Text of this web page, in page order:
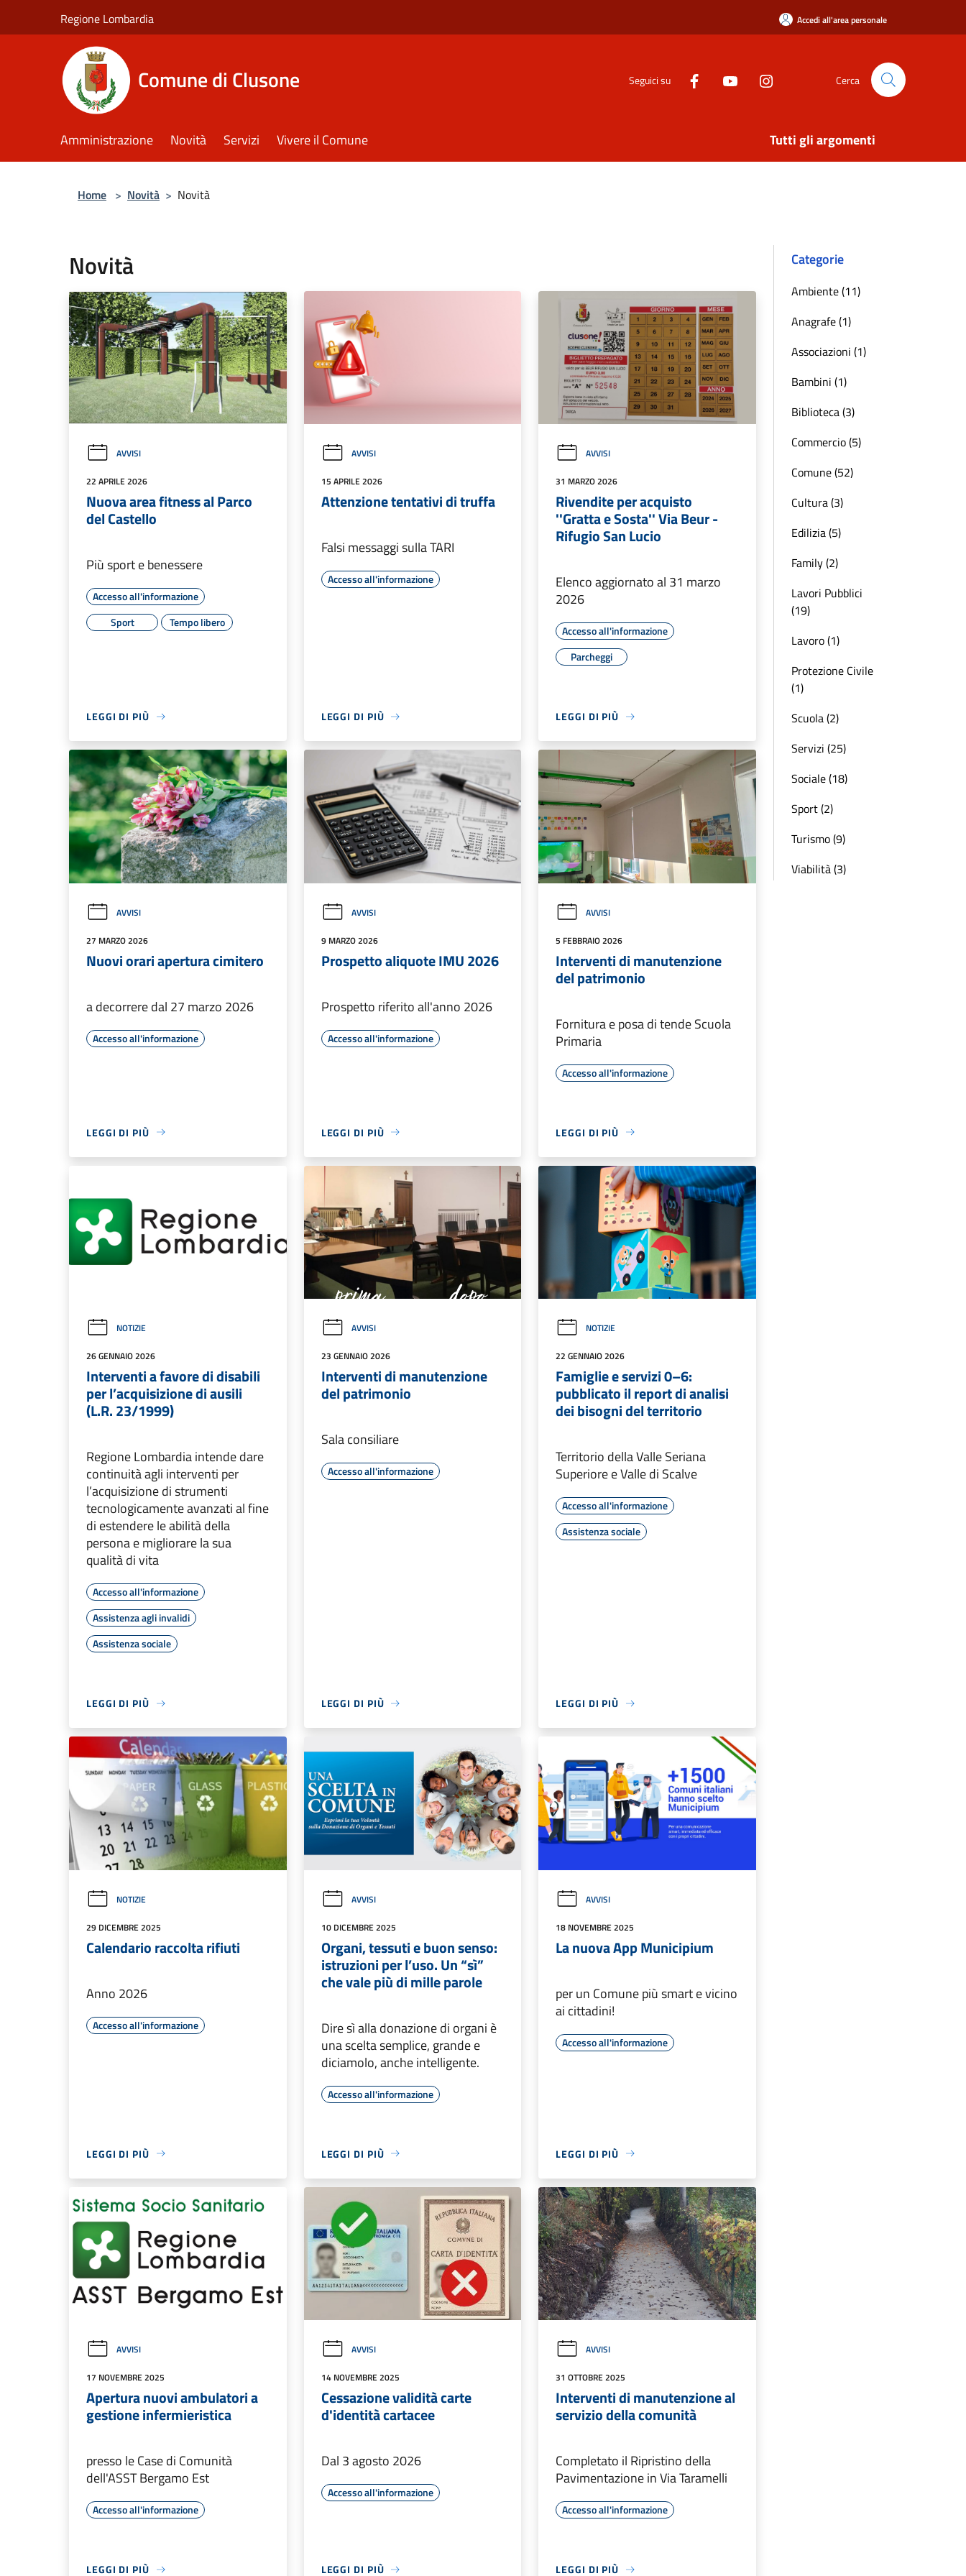
Regione Lombardia Accedi all'area personale
Comune di Clusone Seguici su Cerca
Amministrazione Novità Servizi Vivere il Comune Tutti gli argomenti
Home > Novità > Novità
Novità
AVVISI
22 APRILE 2026
Nuova area fitness al Parco
del Castello
Più sport e benessere
Accesso all'informazione
Sport
Tempo libero
LEGGI DI PIÙ
AVVISI
15 APRILE 2026
Attenzione tentativi di truffa
Falsi messaggi sulla TARI
Accesso all'informazione
LEGGI DI PIÙ
AVVISI
31 MARZO 2026
Rivendite per acquisto
''Gratta e Sosta'' Via Beur -
Rifugio San Lucio
Elenco aggiornato al 31 marzo
2026
Accesso all'informazione
Parcheggi
LEGGI DI PIÙ
AVVISI
27 MARZO 2026
Nuovi orari apertura cimitero
a decorrere dal 27 marzo 2026
Accesso all'informazione
LEGGI DI PIÙ
AVVISI
9 MARZO 2026
Prospetto aliquote IMU 2026
Prospetto riferito all'anno 2026
Accesso all'informazione
LEGGI DI PIÙ
AVVISI
5 FEBBRAIO 2026
Interventi di manutenzione
del patrimonio
Fornitura e posa di tende Scuola
Primaria
Accesso all'informazione
LEGGI DI PIÙ
NOTIZIE
26 GENNAIO 2026
Interventi a favore di disabili
per l’acquisizione di ausili
(L.R. 23/1999)
Regione Lombardia intende dare
continuità agli interventi per
l’acquisizione di strumenti
tecnologicamente avanzati al fine
di estendere le abilità della
persona e migliorare la sua
qualità di vita
Accesso all'informazione
Assistenza agli invalidi
Assistenza sociale
LEGGI DI PIÙ
AVVISI
23 GENNAIO 2026
Interventi di manutenzione
del patrimonio
Sala consiliare
Accesso all'informazione
LEGGI DI PIÙ
NOTIZIE
22 GENNAIO 2026
Famiglie e servizi 0–6:
pubblicato il report di analisi
dei bisogni del territorio
Territorio della Valle Seriana
Superiore e Valle di Scalve
Accesso all'informazione
Assistenza sociale
LEGGI DI PIÙ
NOTIZIE
29 DICEMBRE 2025
Calendario raccolta rifiuti
Anno 2026
Accesso all'informazione
LEGGI DI PIÙ
AVVISI
10 DICEMBRE 2025
Organi, tessuti e buon senso:
istruzioni per l’uso. Un “sì”
che vale più di mille parole
Dire sì alla donazione di organi è
una scelta semplice, grande e
diciamolo, anche intelligente.
Accesso all'informazione
LEGGI DI PIÙ
AVVISI
18 NOVEMBRE 2025
La nuova App Municipium
per un Comune più smart e vicino
ai cittadini!
Accesso all'informazione
LEGGI DI PIÙ
AVVISI
17 NOVEMBRE 2025
Apertura nuovi ambulatori a
gestione infermieristica
presso le Case di Comunità
dell'ASST Bergamo Est
Accesso all'informazione
LEGGI DI PIÙ
AVVISI
14 NOVEMBRE 2025
Cessazione validità carte
d'identità cartacee
Dal 3 agosto 2026
Accesso all'informazione
LEGGI DI PIÙ
AVVISI
31 OTTOBRE 2025
Interventi di manutenzione al
servizio della comunità
Completato il Ripristino della
Pavimentazione in Via Taramelli
Accesso all'informazione
LEGGI DI PIÙ
Categorie
Ambiente (11)
Anagrafe (1)
Associazioni (1)
Bambini (1)
Biblioteca (3)
Commercio (5)
Comune (52)
Cultura (3)
Edilizia (5)
Family (2)
Lavori Pubblici
(19)
Lavoro (1)
Protezione Civile
(1)
Scuola (2)
Servizi (25)
Sociale (18)
Sport (2)
Turismo (9)
Viabilità (3)